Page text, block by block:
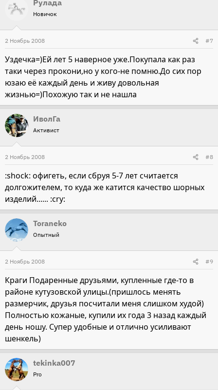
Рулада
Новичок
2 Ноябрь 2008 #7
Уздечка=)Ей лет 5 наверное уже.Покупала как раз
таки через прокони,но у кого-не помню.До сих пор
юзаю её каждый день и живу довольная
жизнью=)Похожую так и не нашла
ИволГа
Активист
2 Ноябрь 2008 #8
:shock: офигеть, если сбруя 5-7 лет считается
долгожителем, то куда же катится качество шорных
изделий...... :cry:
Toraneko
Опытный
2 Ноябрь 2008 #9
Краги Подаренные друзьями, купленные где-то в
районе кутузовской улицы.(пришлось менять
размерчик, друзья посчитали меня слишком худой)
Полностью кожаные, купили их года 3 назад каждый
день ношу. Супер удобные и отлично усиливают
шенкель)
tekinka007
Pro